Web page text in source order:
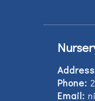
Phone:
Email: